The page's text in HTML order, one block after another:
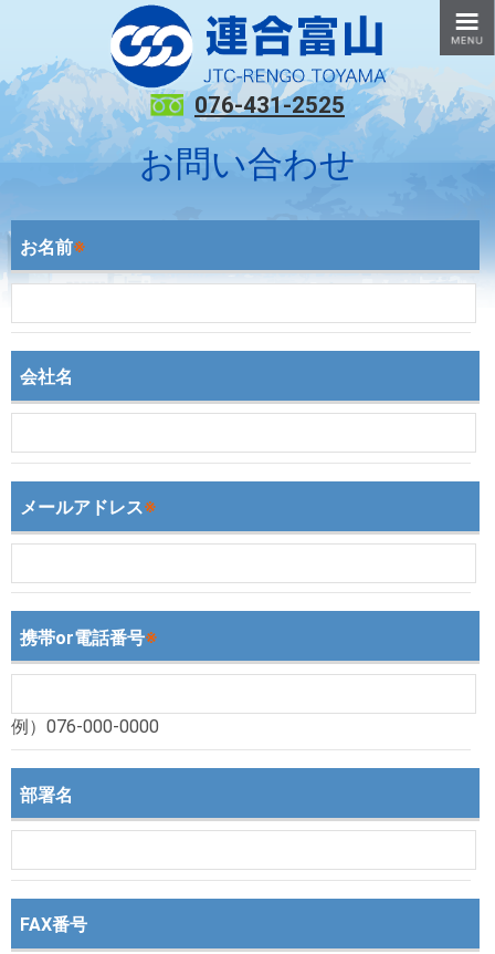
076-431-2525
お問い合わせ
お名前※
会社名
メールアドレス※
携帯or電話番号※
例）076-000-0000
部署名
FAX番号